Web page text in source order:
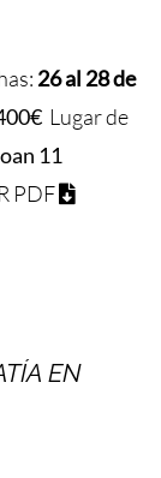
26 al 28 de
Lugar de
11
PDF
EN